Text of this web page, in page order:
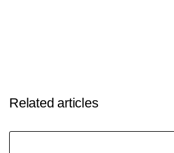
Related articles